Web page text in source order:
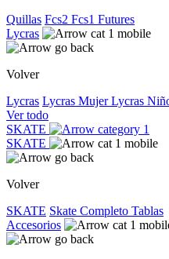
Quillas Fcs2 Fcs1 Futures
Lycras
Volver
Lycras Lycras MujerLycras
Ver todo
SKATE
SKATE
Volver
SKATE Skate Completo Tablas
Accesorios